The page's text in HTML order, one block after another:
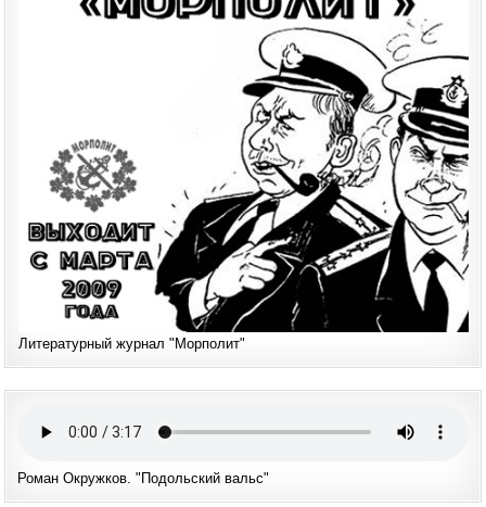
Литературный журнал "Морполит"
Роман Окружков. "Подольский вальс"